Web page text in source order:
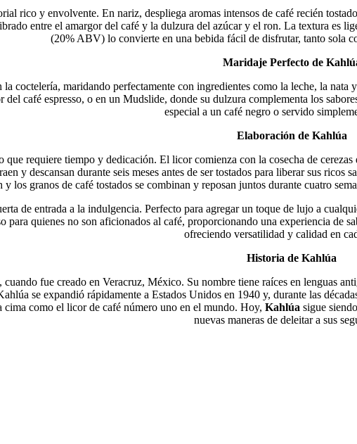
rico y envolvente. En nariz, despliega aromas intensos de café recién
entre el amargor del café y la dulzura del azúcar y el ron. La textura es
(20% ABV) lo convierte en una bebida fácil de disfrutar, tanto sola
Maridaje Perfecto de
la coctelería, maridando perfectamente con ingredientes como la leche, la
del café espresso, o en un Mudslide, donde su dulzura complementa los
especial a un café negro o servido
Elaboración de Kahlúa
que requiere tiempo y dedicación. El licor comienza con la cosecha de
y descansan durante seis meses antes de ser tostados para liberar sus
los granos de café tostados se combinan y reposan juntos durante cuatro
de entrada a la indulgencia. Perfecto para agregar un toque de lujo a
para quienes no son aficionados al café, proporcionando una experiencia de
ofreciendo versatilidad y calidad en
Historia de Kahlúa
cuando fue creado en Veracruz, México. Su nombre tiene raíces en lenguas
se expandió rápidamente a Estados Unidos en 1940 y, durante las
cima como el licor de café número uno en el mundo. Hoy, Kahlúa sigue
nuevas maneras de deleitar a sus